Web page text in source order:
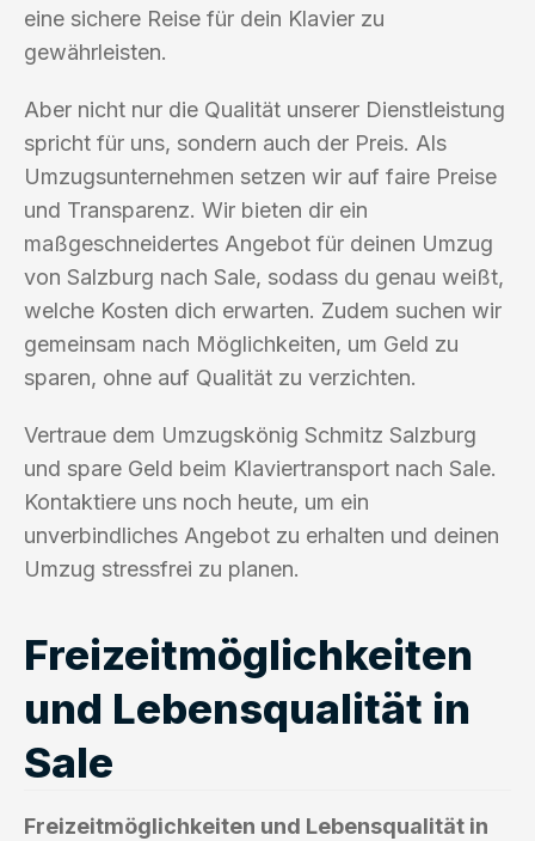
eine sichere Reise für dein Klavier zu
gewährleisten.
Aber nicht nur die Qualität unserer Dienstleistung
spricht für uns, sondern auch der Preis. Als
Umzugsunternehmen setzen wir auf faire Preise
und Transparenz. Wir bieten dir ein
maßgeschneidertes Angebot für deinen Umzug
von Salzburg nach Sale, sodass du genau weißt,
welche Kosten dich erwarten. Zudem suchen wir
gemeinsam nach Möglichkeiten, um Geld zu
sparen, ohne auf Qualität zu verzichten.
Vertraue dem Umzugskönig Schmitz Salzburg
und spare Geld beim Klaviertransport nach Sale.
Kontaktiere uns noch heute, um ein
unverbindliches Angebot zu erhalten und deinen
Umzug stressfrei zu planen.
Freizeitmöglichkeiten
und Lebensqualität in
Sale
Freizeitmöglichkeiten und Lebensqualität in